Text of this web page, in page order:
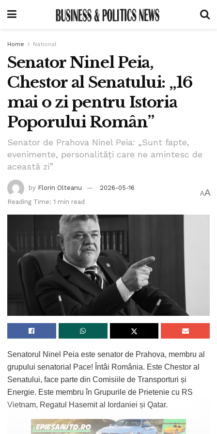
Home National
Senator Ninel Peia,
Chestor al Senatului: „16
mai o zi pentru Istoria
Poporului Român”
Senator de Prahova Ninel Peia: „Sunt fapte,
evenimente, personalități care ne amintesc de
această zi”
by Florin Olteanu
2026-05-16
Reading Time: 1 min read
AA
Senatorul Ninel Peia este senator de Prahova, membru al
grupului senatorial Pace! Întâi România. Este Chestor al
Senatului, face parte din Comisiile de Transporturi și
Energie. Este membru în Grupurile de Prietenie cu RS
Vietnam, Regatul Hasemit al Iordaniei și Qatar.